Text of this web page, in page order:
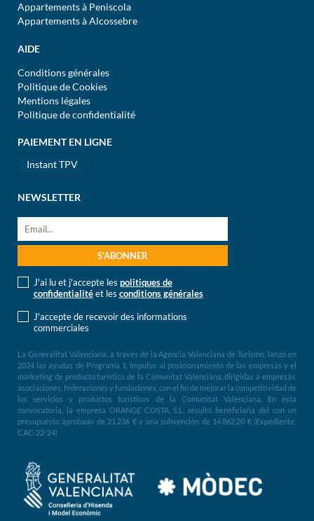
Appartements à Peniscola
Appartements à Alcossebre
AIDE
Conditions générales
Politique de Cookies
Mentions légales
Politique de confidentialité
PAIEMENT EN LIGNE
Instant TPV
NEWSLETTER
J'ai lu et j'accepte les politiques de
confidentialitéet les conditions générales
J'accepte de recevoir des informations
commerciales
La Generalitat Valenciana, a través de la Agencia Valenciana de Turismo, lanzó en
2024 las ayudas de Programa 1, Impulso al posicionamiento de las empresas y el
marketing de producto turístico de la Comunitat Valenciana, dirigidas a empresas,
asociaciones, federaciones y fundaciones, con el fin de mejorar la competitividad de
los servicios y productos turísticos de la Comunitat Valenciana. En esta
convocatoria, la empresa ORANGE COSTA, S.L. resultó beneficiaria del con un
presupuesto aprobado de 21.236 € y una subvención de 14.862,20 € (Expediente:
CAC-22-24)